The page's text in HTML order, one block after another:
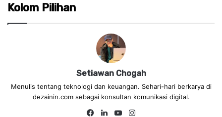
Kolom Pilihan
Setiawan Chogah
Menulis tentang teknologi dan keuangan. Sehari-hari berkarya di
dezainin.com sebagai konsultan komunikasi digital.
Fa
Lin
Yo